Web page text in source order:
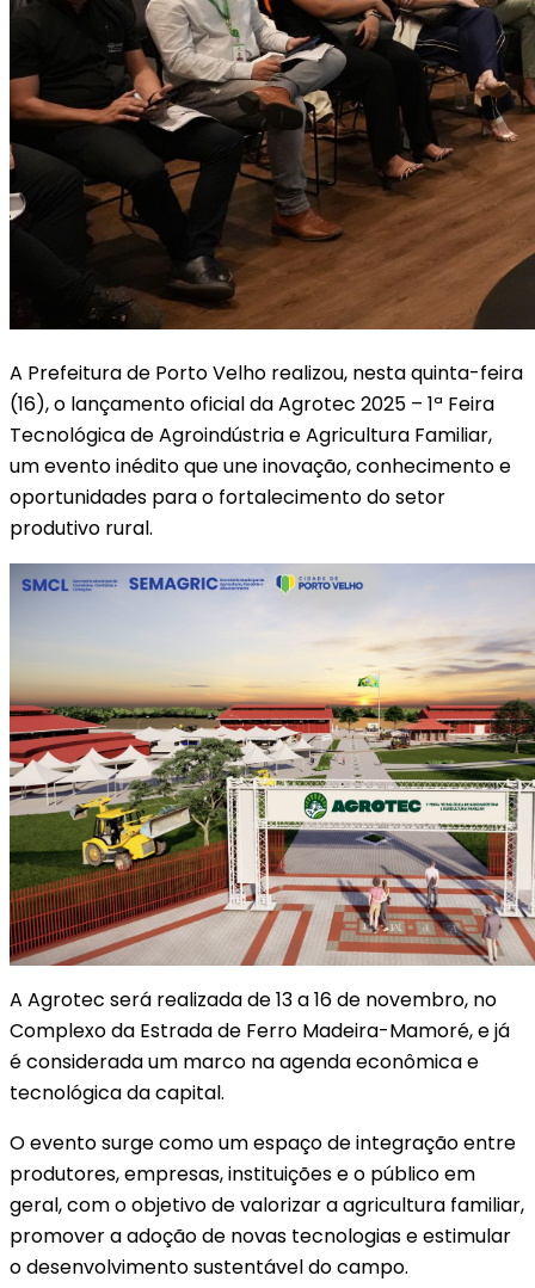
A Prefeitura de Porto Velho realizou, nesta quinta-feira
(16), o lançamento oficial da Agrotec 2025 – 1ª Feira
Tecnológica de Agroindústria e Agricultura Familiar,
um evento inédito que une inovação, conhecimento e
oportunidades para o fortalecimento do setor
produtivo rural.
A Agrotec será realizada de 13 a 16 de novembro, no
Complexo da Estrada de Ferro Madeira-Mamoré, e já
é considerada um marco na agenda econômica e
tecnológica da capital.
O evento surge como um espaço de integração entre
produtores, empresas, instituições e o público em
geral, com o objetivo de valorizar a agricultura familiar,
promover a adoção de novas tecnologias e estimular
o desenvolvimento sustentável do campo.